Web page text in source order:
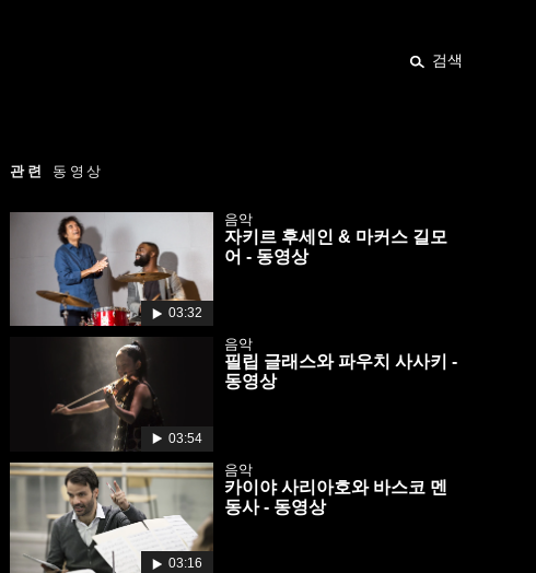
검색
관련 동영상
03:32
음악
자키르 후세인 & 마커스 길모
어 - 동영상
03:54
음악
필립 글래스와 파우치 사사키 -
동영상
03:16
음악
카이야 사리아호와 바스코 멘
동사 - 동영상